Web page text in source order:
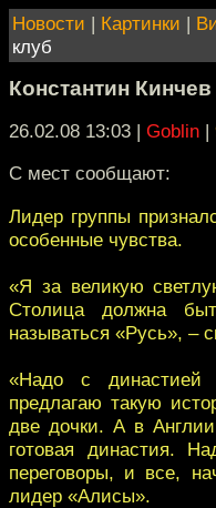
Новости | Картинки |
клуб
Константин
26.02.08 13:03 | Goblin |
С мест сообщают:
Лидер группы
особенные чувства.
«Я за великую
Столица должна
называться «Русь», –
«Надо с династией
предлагаю такую
две дочки. А в
готовая династия.
переговоры, и все,
лидер «Алисы».